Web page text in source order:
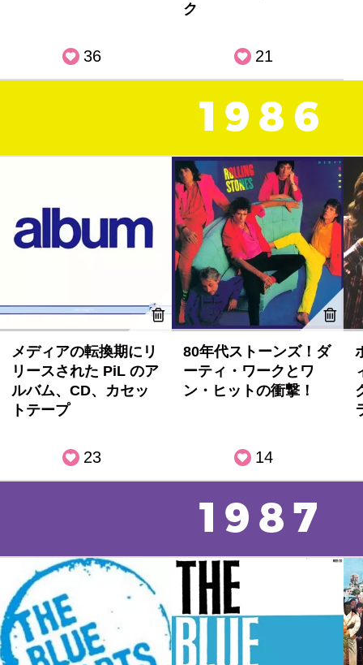
36
ク
21
メディアの転換期にリ
リースされた PiL のア
ルバム、CD、カセッ
トテープ
23
80年代ストーンズ！ダ
ーティ・ワークとワ
ン・ヒットの衝撃！
14